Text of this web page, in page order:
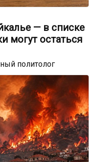
— в списке
могут остаться
политолог